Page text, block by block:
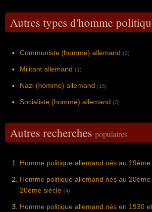
Autres types d'homme
Communiste (homme) allemand (2)
Militant allemand (1)
Nazi (homme) allemand (15)
Socialiste (homme) allemand (3)
Autres recherches populaires
Homme politique allemand nés au 19ème
Homme politique allemand nés au
20ème siècle (4)
Homme politique allemand nés en 1930